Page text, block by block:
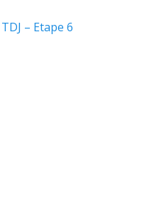
– Etape 6